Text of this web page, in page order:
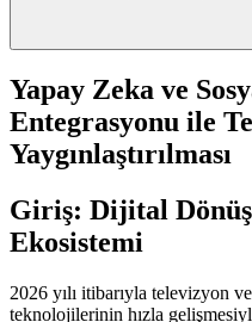
Yapay Zeka ve
Entegrasyonu ile
Yaygınlaştırılması
Giriş: Dijital
Ekosistemi
2026 yılı itibarıyla televizyon
teknolojilerinin hızla